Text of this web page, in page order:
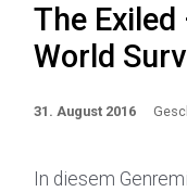
The Exiled
World
31. August 2016
In diesem